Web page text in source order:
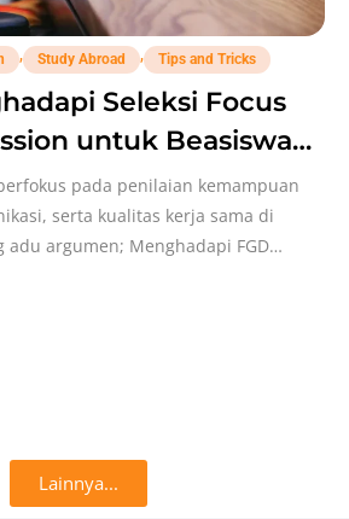
, Study Abroad , Tips and Tricks
Seleksi Focus
untuk Beasiswa
pada penilaian kemampuan
serta kualitas kerja sama di
argumen; Menghadapi FGD
Lainnya...